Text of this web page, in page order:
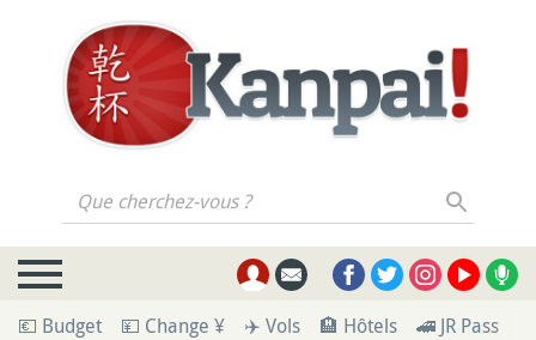
Que cherchez-vous ?
💶 Budget 💴 Change ¥ ✈️ Vols 🏨 Hôtels 🚄 JR Pass